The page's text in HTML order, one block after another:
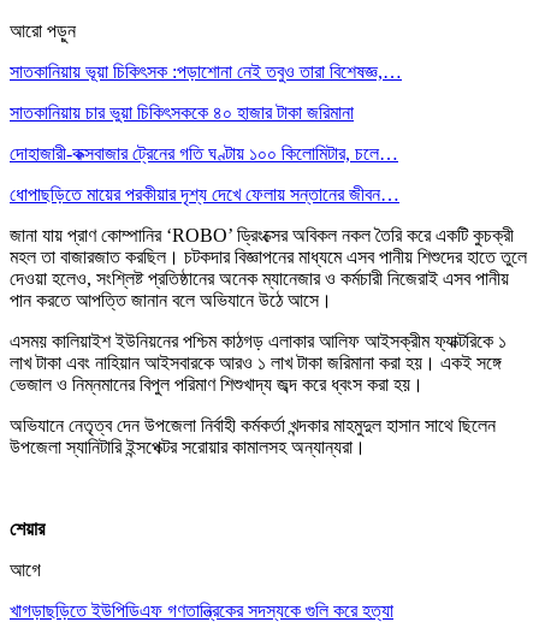
আরো পড়ুন
সাতকানিয়ায় ভূয়া চিকিৎসক :পড়াশোনা নেই তবুও তারা বিশেষজ্ঞ,…
সাতকানিয়ায় চার ভুয়া চিকিৎসককে ৪০ হাজার টাকা জরিমানা
দোহাজারী-কক্সবাজার ট্রেনের গতি ঘণ্টায় ১০০ কিলোমিটার, চলে…
ধোপাছড়িতে মায়ের পরকীয়ার দৃশ্য দেখে ফেলায় সন্তানের জীবন…
জানা যায় প্রাণ কোম্পানির ‘ROBO’ ড্রিংক্সের অবিকল নকল তৈরি করে একটি কুচক্রী
মহল তা বাজারজাত করছিল। চটকদার বিজ্ঞাপনের মাধ্যমে এসব পানীয় শিশুদের হাতে তুলে
দেওয়া হলেও, সংশ্লিষ্ট প্রতিষ্ঠানের অনেক ম্যানেজার ও কর্মচারী নিজেরাই এসব পানীয়
পান করতে আপত্তি জানান বলে অভিযানে উঠে আসে।
এসময় কালিয়াইশ ইউনিয়নের পশ্চিম কাঠগড় এলাকার আলিফ আইসক্রীম ফ্যাক্টরিকে ১
লাখ টাকা এবং নাহিয়ান আইসবারকে আরও ১ লাখ টাকা জরিমানা করা হয়। একই সঙ্গে
ভেজাল ও নিম্নমানের বিপুল পরিমাণ শিশুখাদ্য জব্দ করে ধ্বংস করা হয়।
অভিযানে নেতৃত্ব দেন উপজেলা নির্বাহী কর্মকর্তা খন্দকার মাহমুদুল হাসান সাথে ছিলেন
উপজেলা স্যানিটারি ইন্সপেক্টর সরোয়ার কামালসহ অন্যান্যরা।
শেয়ার
আগে
খাগড়াছড়িতে ইউপিডিএফ গণতান্ত্রিকের সদস্যকে গুলি করে হত্যা